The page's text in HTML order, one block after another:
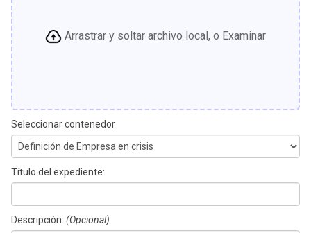
Arrastrar y soltar archivo local, o Examinar
Seleccionar contenedor
Título del expediente:
Descripción: (Opcional)